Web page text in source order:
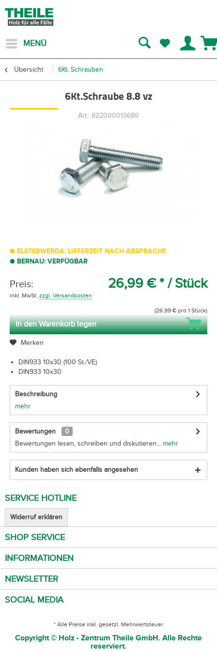
MENÜ
Übersicht 6Kt. Schrauben
6Kt.Schraube 8.8 vz
Art.: 822000013680
ELSTERWERDA: LIEFERZEIT NACH ABSPRACHE
BERNAU: VERFÜGBAR
Preis: 26,99 € * / Stück
inkl. MwSt. zzgl. Versandkosten
(26,99 € pro 1 Stück)
In den Warenkorb legen
Merken
DIN933 10x30 (100 St./VE)
DIN933 10x30
Beschreibung
mehr
Bewertungen
0
Bewertungen lesen, schreiben und diskutieren... mehr
Kunden haben sich ebenfalls angesehen
SERVICE HOTLINE
Widerruf erklären
SHOP SERVICE
INFORMATIONEN
NEWSLETTER
SOCIAL MEDIA
* Alle Preise inkl. gesetzl. Mehrwertsteuer
Copyright © Holz - Zentrum Theile GmbH. Alle Rechte
reserviert.